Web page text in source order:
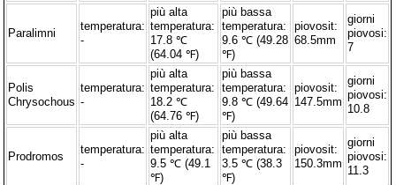
Paralimni
temperatura:
-
più alta
temperatura:
17.8 ℃
(64.04 ℉)
più bassa
temperatura:
9.6 ℃ (49.28
℉)
piovosit:
68.5mm
giorni
piovosi:
7
Polis
Chrysochous
temperatura:
-
più alta
temperatura:
18.2 ℃
(64.76 ℉)
più bassa
temperatura:
9.8 ℃ (49.64
℉)
piovosit:
147.5mm
giorni
piovosi:
10.8
Prodromos
temperatura:
-
più alta
temperatura:
9.5 ℃ (49.1
℉)
più bassa
temperatura:
3.5 ℃ (38.3
℉)
piovosit:
150.3mm
giorni
piovosi:
11.3